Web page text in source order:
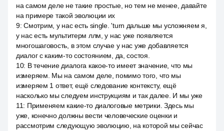
на самом деле не такие простые, но тем не менее, давайте
на примере такой эволюции их
9:Смотрим, у нас есть single. 'turn дальше мы усложняем я,
у нас есть мультитерм ллм, у нас уже появляется
многошаговость, в этом случае у нас уже добавляется
диалог с каким-то состоянием, да, состоя.
10: В течение диалога какое-то имеет значение, что мы
измеряем. Мы на самом деле, помимо того, что мы
измеряем 1 ответ, ещё следование контексту, ещё
насколько мы следуем инструкциям и так далее. И мы уже
11: Применяем какие-то диалоговые метрики. Здесь мы
уже, конечно должны вести человеческие оценки и
рассмотрим следующую эволюцию, на которой мы сейчас